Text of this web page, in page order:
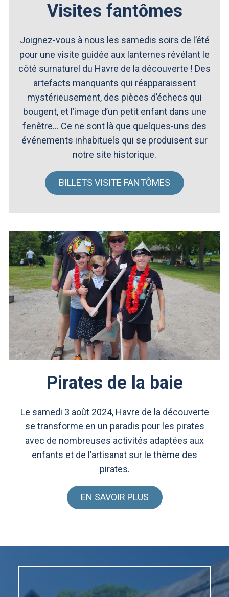
Visites fantômes
Joignez-vous à nous les samedis soirs de l’été
pour une visite guidée aux lanternes révélant le
côté surnaturel du Havre de la découverte ! Des
artefacts manquants qui réapparaissent
mystérieusement, des pièces d’échecs qui
bougent, et l’image d’un petit enfant dans une
fenêtre… Ce ne sont là que quelques-uns des
événements inhabituels qui se produisent sur
notre site historique.
BILLETS VISITE FANTÔMES
Pirates de la baie
Le samedi 3 août 2024, Havre de la découverte
se transforme en un paradis pour les pirates
avec de nombreuses activités adaptées aux
enfants et de l’artisanat sur le thème des
pirates.
EN SAVOIR PLUS